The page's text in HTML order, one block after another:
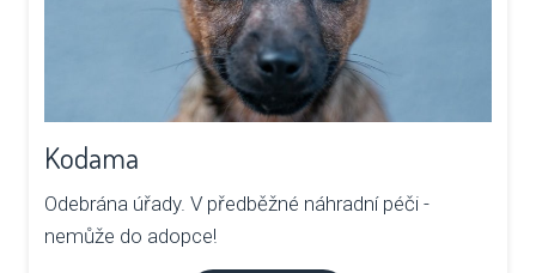
Kodama
Odebrána úřady. V předběžné náhradní péči -
nemůže do adopce!